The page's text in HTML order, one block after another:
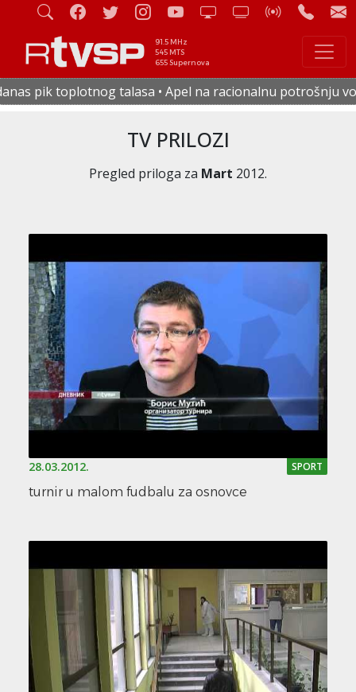
91.5 MHz
545 MTS
655 Supernova
• Apel na racionalnu potrošnju vode i električne
TV PRILOZI
Pregled priloga za Mart 2012.
28.03.2012. SPORT
turnir u malom fudbalu za osnovce